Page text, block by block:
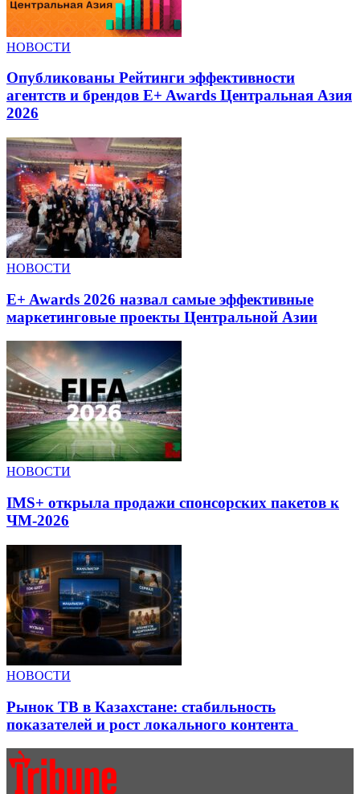
НОВОСТИ
Опубликованы Рейтинги эффективности
агентств и брендов E+ Awards Центральная Азия
2026
НОВОСТИ
E+ Awards 2026 назвал самые эффективные
маркетинговые проекты Центральной Азии
НОВОСТИ
IMS+ открыла продажи спонсорских пакетов к
ЧМ-2026
НОВОСТИ
Рынок ТВ в Казахстане: стабильность
показателей и рост локального контента